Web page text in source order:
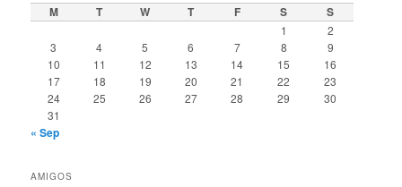
M T W T F S S
1
2
3
4 5 6 7 8
9
10
11 12 13 14 15
16
17
18 19 20 21 22
23
24
25 26 27 28 29
30
31
« Sep
AMIGOS